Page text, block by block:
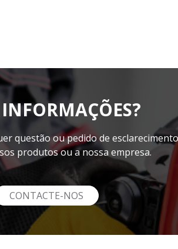
questão ou pedido de esclarecimento
produtos ou a nossa empresa.
CONTACTE-NOS